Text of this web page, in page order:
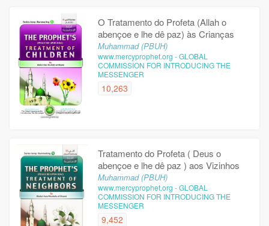
O Tratamento do Profeta (Allah o
abençoe e lhe dê paz) às Crianças
Muhammad (PBUH)
www.mercyprophet.org - GLOBAL
COMMISSION FOR INTRODUCING THE
MESSENGER
10,263
Tratamento do Profeta ( Deus o
abençoe e lhe dê paz ) aos Vizinhos
Muhammad (PBUH)
www.mercyprophet.org - GLOBAL
COMMISSION FOR INTRODUCING THE
MESSENGER
9,452